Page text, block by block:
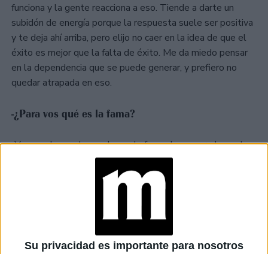
Su privacidad es importante para nosotros
funciona y la gente reacciona a eso. Tiende a darte un
subidón de energía porque la respuesta suele ser positiva
y te deja ahí arriba, pero elijo no caer en la idea de que el
éxito es mejor que la falta de éxito. Me da miedo pensar
en la dependencia que se puede generar, y prefiero no
quedar atrapada en eso.
-¿Para vos qué es la fama?
-Veo mucha gente que busca la fama desesperadamente,
como si fuera capaz de cubrir vacíos. Pero la fama es
intermitente: termina el show y volvés a casa a ponerte el
jogging y comer un pebete frío. Esa parte de la fama no se
TAMBIÉN TE PUEDE INTERESAR